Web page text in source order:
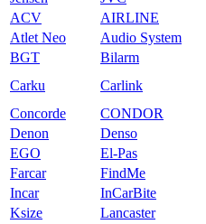
ACV
AIRLINE
Atlet Neo
Audio System
BGT
Bilarm
Carku
Carlink
Concorde
CONDOR
Denon
Denso
EGO
El-Pas
Farcar
FindMe
Incar
InCarBite
Ksize
Lancaster